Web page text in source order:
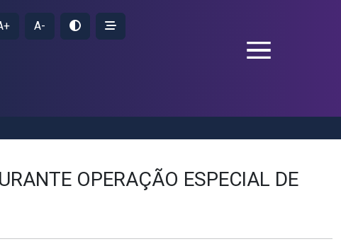
A-
OPERAÇÃO ESPECIAL DE